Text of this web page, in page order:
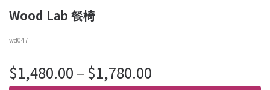
Wood Lab 餐椅
wd047
$1,480.00 – $1,780.00